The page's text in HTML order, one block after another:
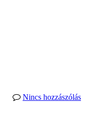
Nincs hozzászólás